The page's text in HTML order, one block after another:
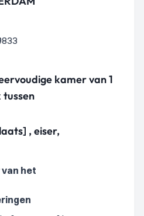
kamer van 1
tussen
, eiser,
van het